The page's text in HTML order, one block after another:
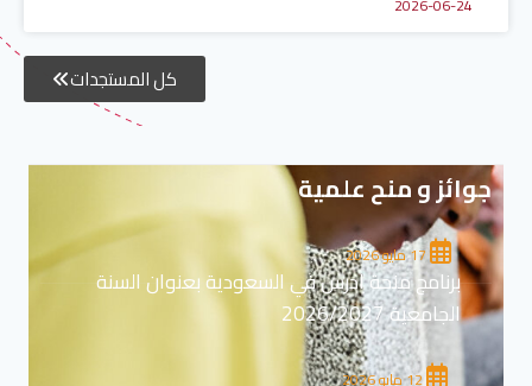
2026-06-24
كل المستجدات
جوائز و منح علمية
17 مايو 2026
برنامج منحة ادرس في السعودية بعنوان السنة
الجامعية 2026/2027